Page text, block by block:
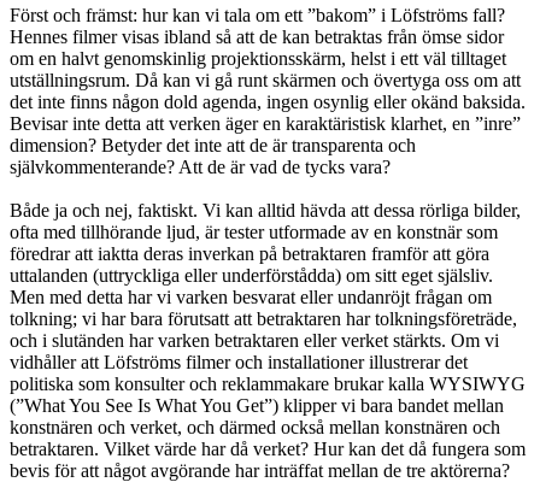
Först och främst: hur kan vi tala om ett ”bakom” i Löfströms fall?
Hennes filmer visas ibland så att de kan betraktas från ömse sidor
om en halvt genomskinlig projektionsskärm, helst i ett väl tilltaget
utställningsrum. Då kan vi gå runt skärmen och övertyga oss om att
det inte finns någon dold agenda, ingen osynlig eller okänd baksida.
Bevisar inte detta att verken äger en karaktäristisk klarhet, en ”inre”
dimension? Betyder det inte att de är transparenta och
självkommenterande? Att de är vad de tycks vara?
Både ja och nej, faktiskt. Vi kan alltid hävda att dessa rörliga bilder,
ofta med tillhörande ljud, är tester utformade av en konstnär som
föredrar att iaktta deras inverkan på betraktaren framför att göra
uttalanden (uttryckliga eller underförstådda) om sitt eget själsliv.
Men med detta har vi varken besvarat eller undanröjt frågan om
tolkning; vi har bara förutsatt att betraktaren har tolkningsföreträde,
och i slutänden har varken betraktaren eller verket stärkts. Om vi
vidhåller att Löfströms filmer och installationer illustrerar det
politiska som konsulter och reklammakare brukar kalla WYSIWYG
(”What You See Is What You Get”) klipper vi bara bandet mellan
konstnären och verket, och därmed också mellan konstnären och
betraktaren. Vilket värde har då verket? Hur kan det då fungera som
bevis för att något avgörande har inträffat mellan de tre aktörerna?